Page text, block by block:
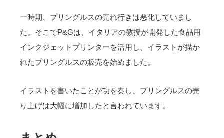
一時期、プリングルスの売れ行きは悪化していまし
た。そこでP&Gは、イタリアの教授が開発した食品用
インクジェットプリンターを活用し、イラストが描か
れたプリングルスの販売を始めました。
イラストを書いたことが功を奏し、プリングルスの売
り上げは大幅に増加したと言われています。